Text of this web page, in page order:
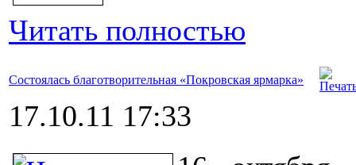
Читать полностью
Состоялась благотворительная «Покровская ярмарка»
17.10.11 17:33